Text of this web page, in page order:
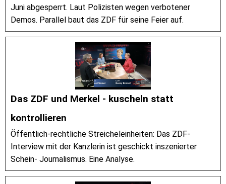
Juni abgesperrt. Laut Polizisten wegen verbotener
Demos. Parallel baut das ZDF für seine Feier auf.
Das ZDF und Merkel - kuscheln statt
kontrollieren
Öffentlich-rechtliche Streicheleinheiten: Das ZDF-
Interview mit der Kanzlerin ist geschickt inszenierter
Schein- Journalismus. Eine Analyse.